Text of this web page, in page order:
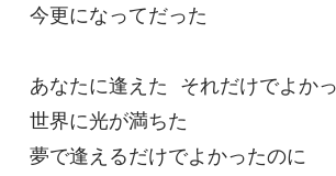
今更になってだった
あなたに逢えた それだけでよか
世界に光が満ちた
夢で逢えるだけでよかったのに